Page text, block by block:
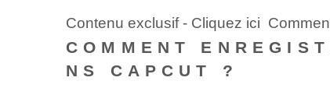
Contenu exclusif - Cliquez ici
COMMENT
NS CAPCUT ?